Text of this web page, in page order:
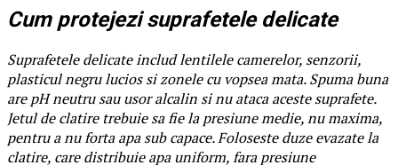
Cum protejezi suprafetele delicate
Suprafetele delicate includ lentilele camerelor, senzorii,
plasticul negru lucios si zonele cu vopsea mata. Spuma buna
are pH neutru sau usor alcalin si nu ataca aceste suprafete.
Jetul de clatire trebuie sa fie la presiune medie, nu maxima,
pentru a nu forta apa sub capace. Foloseste duze evazate la
clatire, care distribuie apa uniform, fara presiune